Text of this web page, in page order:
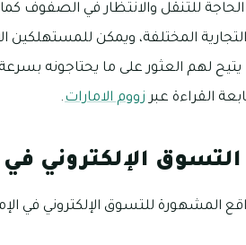
للتنقل والانتظار في الصفوف
المختلفة، ويمكن
لهم العثور على ما يحتاجونه
القراءة عبر زووم الامارات.
التسوق الإلكتروني في
المشهورة للتسوق الإلكتروني في